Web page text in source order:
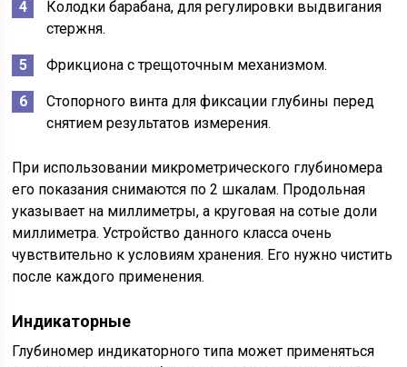
Колодки барабана, для регулировки выдвигания
стержня.
Фрикциона с трещоточным механизмом.
Стопорного винта для фиксации глубины перед
снятием результатов измерения.
При использовании микрометрического глубиномера
его показания снимаются по 2 шкалам. Продольная
указывает на миллиметры, а круговая на сотые доли
миллиметра. Устройство данного класса очень
чувствительно к условиям хранения. Его нужно чистить
после каждого применения.
Индикаторные
Глубиномер индикаторного типа может применяться